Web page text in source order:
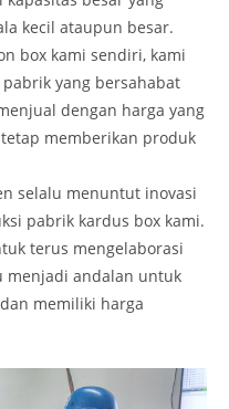
kecil ataupun besar.
box kami sendiri, kami
yang bersahabat
dengan harga yang
memberikan produk
selalu menuntut inovasi
pabrik kardus box kami.
terus mengelaborasi
menjadi andalan untuk
memiliki harga